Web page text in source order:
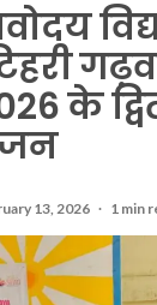
के
13, 2026 1 min